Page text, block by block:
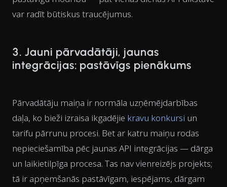
var radīt būtiskus traucējumus.
3. Jauni pārvadātāji, jaunas
integrācijas: pastāvīgs pienākums
Pārvadātāju maiņa ir normāla uzņēmējdarbības
daļa, ko bieži izraisa ikgadējie kravu konkursi un
tarifu pārrunu procesi. Bet ar katru maiņu rodas
nepieciešamība pēc jaunas API integrācijas — dārga
un laikietilpīga procesa. Tas nav vienreizējs projekts;
tā ir apņemšanās pastāvīgam, iespējams, dārgam